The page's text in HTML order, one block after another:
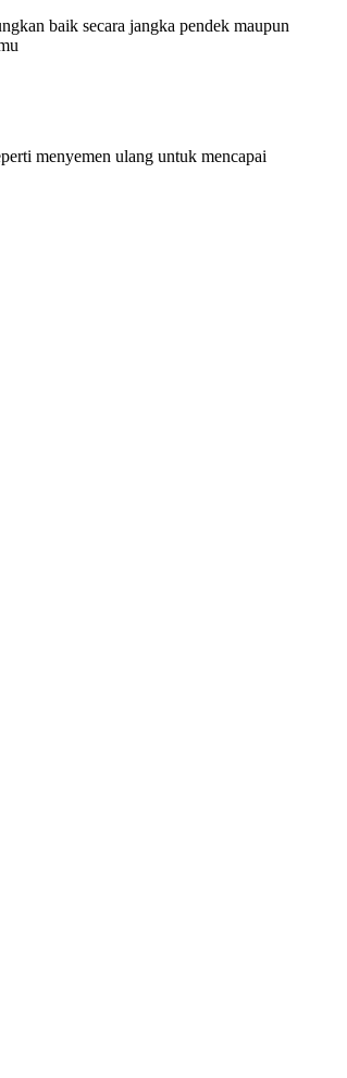
baik secara jangka pendek maupun
menyemen ulang untuk mencapai